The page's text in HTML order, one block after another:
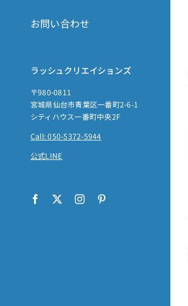
お問い合わせ
ラッシュクリエイションズ
〒980-0811
宮城県仙台市青葉区一番町2-6-1
シティハウス一番町中央2F
Call: 050-5372-5944
公式LINE
Facebook Instagram